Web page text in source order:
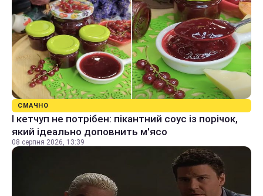
СМАЧНО
І кетчуп не потрібен: пікантний соус із порічок,
який ідеально доповнить м'ясо
08 серпня 2026, 13:39